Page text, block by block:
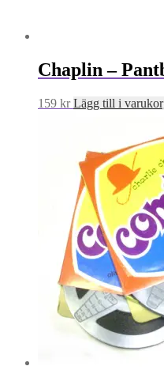
Chaplin –
159 kr Lägg till i